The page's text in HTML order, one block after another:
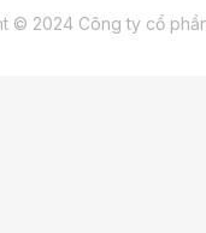
© 2024 Công ty cổ